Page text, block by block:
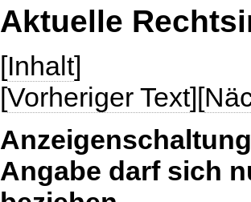
Aktuelle
[Inhalt]
[Vorheriger Text][
Angabe darf sich